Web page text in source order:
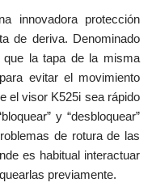
innovadora protección
de deriva. Denominado
la tapa de la misma
evitar el movimiento
el visor K525i sea rápido
y “desbloquear”
de rotura de las
es habitual interactuar
previamente.